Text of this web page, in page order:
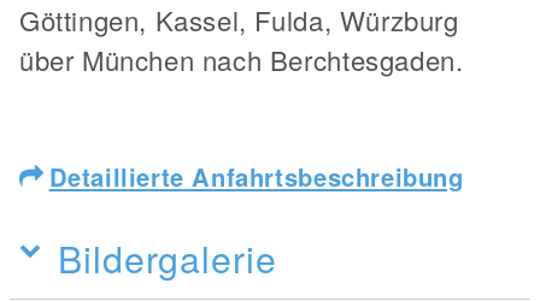
Göttingen, Kassel, Fulda, Würzburg
über München nach Berchtesgaden.
Detaillierte Anfahrtsbeschreibung
Bildergalerie